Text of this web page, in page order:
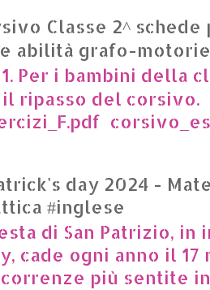
Classe 2^
abilità grafo-motorie
i bambini della
ripasso del corsivo.
day 2024 -
#inglese
di San Patrizio, in
cade ogni anno il 17
più sentite in